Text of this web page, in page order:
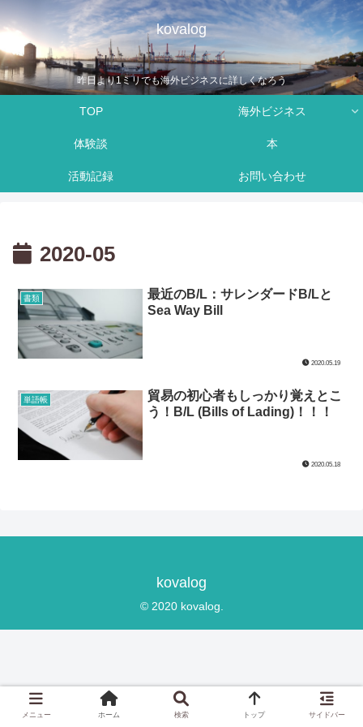
kovalog
昨日より1ミリでも海外ビジネスに詳しくなろう
TOP 海外ビジネス
体験談 本
活動記録 お問い合わせ
2020-05
書類
最近のB/L：サレンダードB/Lと
Sea Way Bill
2020.05.19
単語帳
貿易の初心者もしっかり覚えとこ
う！B/L (Bills of Lading)！！！
2020.05.18
kovalog
© 2020 kovalog.
メニュー ホーム 検索 トップ サイドバー